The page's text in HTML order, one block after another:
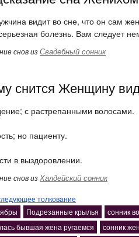
видит во сне, что он сам
болезнь. Вам следует
снов изСвадебный сонник
снится Женщину
с растрепанными волосами.
но пациенту.
в выздоровлении.
снов изХалдейский сонник
толкование
Подрезанные крылья сонник
бывшая жена ругаемся
сонник